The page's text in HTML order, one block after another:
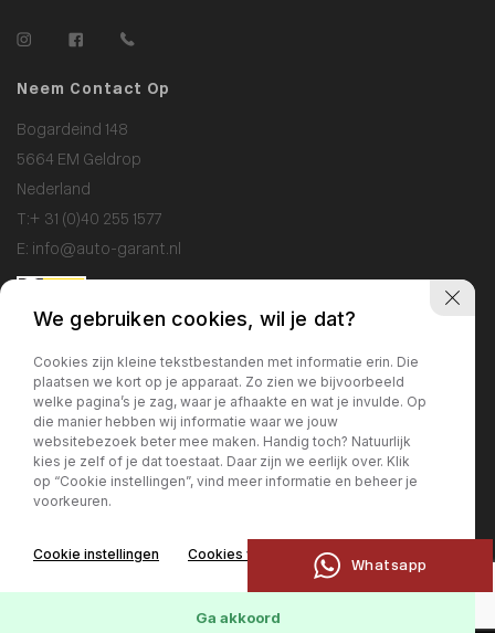
Whatsapp
Neem Contact Op
Bogardeind 148
5664 EM Geldrop
Nederland
T:+ 31 (0)40 255 1577
E: info@auto-garant.nl
Showroom
Ma / Vr: 09:00 - 18:00
Za: 10:00 - 17:00
Zo: gesloten
Ma / Vr: 09:00 - 17:00
We gebruiken cookies, wil je dat?
Cookies zijn kleine tekstbestanden met informatie erin. Die
plaatsen we kort op je apparaat. Zo zien we bijvoorbeeld
welke pagina’s je zag, waar je afhaakte en wat je invulde. Op
die manier hebben wij informatie waar we jouw
websitebezoek beter mee maken. Handig toch? Natuurlijk
kies je zelf of je dat toestaat. Daar zijn we eerlijk over. Klik
op “Cookie instellingen”, vind meer informatie en beheer je
voorkeuren.
Cookie instellingen Cookies weigeren
Ga akkoord